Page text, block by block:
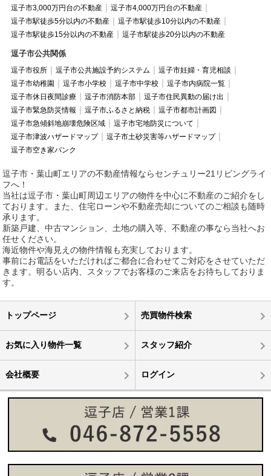
逗子市3,000万円台の不動産
逗子市4,000万円台の不動産
逗子市駅徒歩5分以内の不動産
逗子市駅徒歩10分以内の不動産
逗子市駅徒歩15分以内の不動産
逗子市駅徒歩20分以内の不動産
逗子市公共関係
逗子市役所 逗子市公共施設予約システム
逗子市妊婦・育児相談
逗子市幼稚園
逗子市小学校 逗子市中学校
逗子市内病院一覧
逗子市休日夜間診療
逗子市消防本部
逗子市住民異動の届け出
逗子市緊急防災情報
逗子市ふるさと納税
逗子市都市計画図
逗子市急傾斜地崩壊危険区域
逗子市宅地防災について
逗子市津波ハザードマップ
逗子市土砂災害等ハザードマップ
逗子市空き家バンク
逗子市・葉山町エリアの不動産情報ならセンチュリー21リビングライ
フへ！
当社は逗子市・葉山町周辺エリアの物件を中心に不動産のご紹介をし
ております。また、住宅ローンや不動産売却についてのご相談も随時
承ります。
新築戸建、中古マンション、土地の購入等、不動産の事なら当社へお
任せください。
海近物件や海見えの物件情報も充実しております。
事前にお電話をいただければご都合に合わせてご対応をさせていただ
きます。明るい店内、スタッフでお客様のご来店をお待ちしておりま
す。
トップページ 売買物件検索
お気に入り物件一覧 スタッフ紹介
会社概要 ログイン